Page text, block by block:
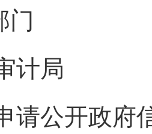
门
计局
请公开政府